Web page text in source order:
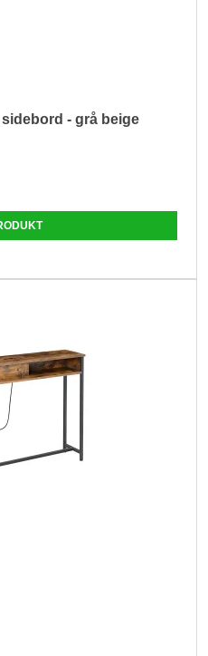
- grå beige